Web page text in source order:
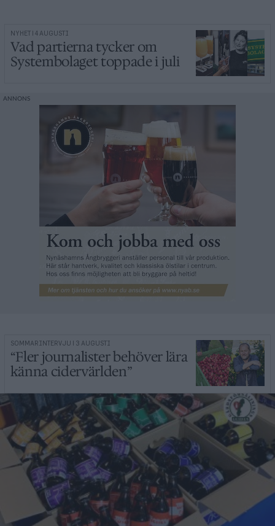
NYHET | 4 AUGUSTI
Vad partierna tycker om
Systembolaget toppade i juli
SOMMARINTERVJU | 3 AUGUSTI
“Fler journalister behöver lära
känna cidervärlden”